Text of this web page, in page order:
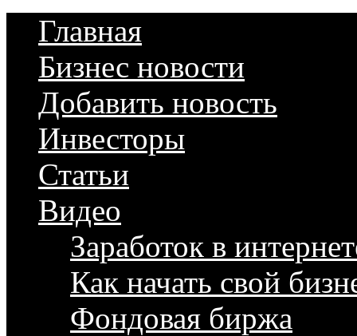
Главная
Бизнес новости
Добавить новость
Инвесторы
Статьи
Видео
Заработок в
Как начать свой
Фондовая биржа